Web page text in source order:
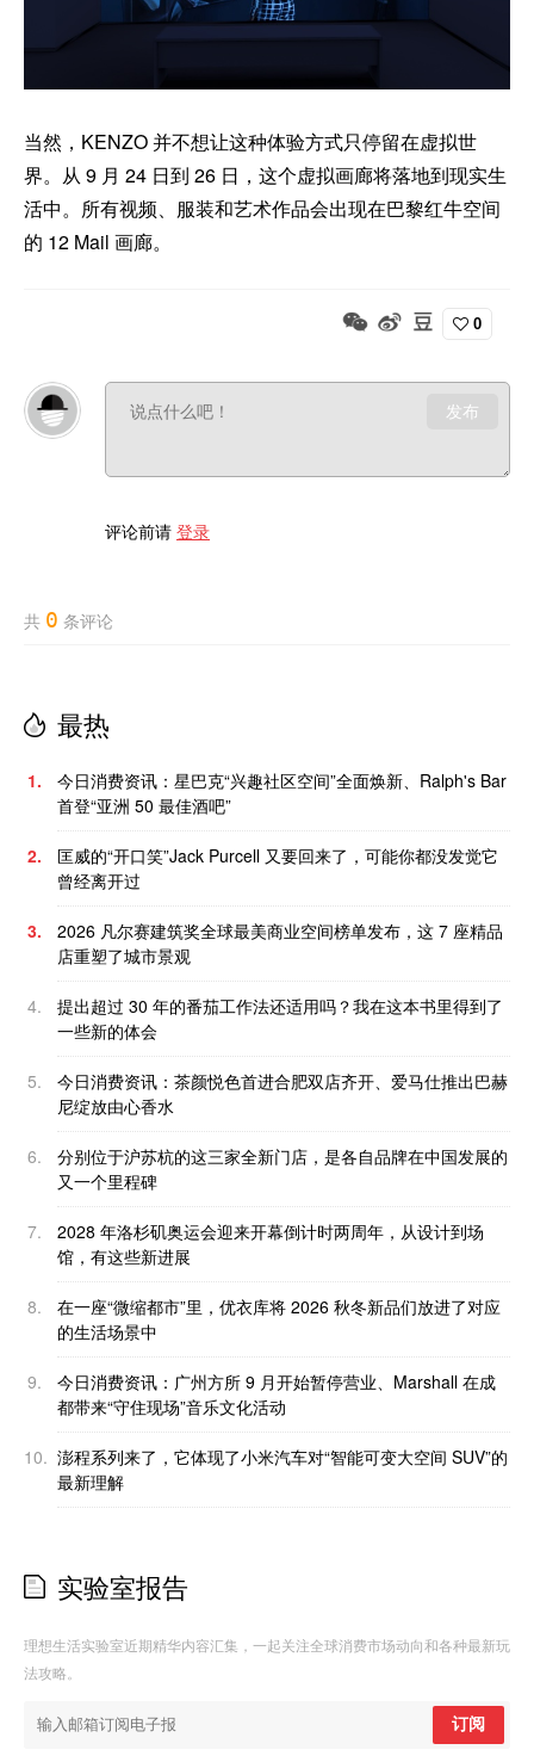
当然，KENZO 并不想让这种体验方式只停留在虚拟世
界。从 9 月 24 日到 26 日，这个虚拟画廊将落地到现实生
活中。所有视频、服装和艺术作品会出现在巴黎红牛空间
的 12 Mail 画廊。
0
发布
评论前请 登录
共 0 条评论
最热
1.
今日消费资讯：星巴克“兴趣社区空间”全面焕新、Ralph's Bar
首登“亚洲 50 最佳酒吧”
2.
匡威的“开口笑”Jack Purcell 又要回来了，可能你都没发觉它
曾经离开过
3.
2026 凡尔赛建筑奖全球最美商业空间榜单发布，这 7 座精品
店重塑了城市景观
4.
提出超过 30 年的番茄工作法还适用吗？我在这本书里得到了
一些新的体会
5.
今日消费资讯：茶颜悦色首进合肥双店齐开、爱马仕推出巴赫
尼绽放由心香水
6.
分别位于沪苏杭的这三家全新门店，是各自品牌在中国发展的
又一个里程碑
7.
2028 年洛杉矶奥运会迎来开幕倒计时两周年，从设计到场
馆，有这些新进展
8.
在一座“微缩都市”里，优衣库将 2026 秋冬新品们放进了对应
的生活场景中
9.
今日消费资讯：广州方所 9 月开始暂停营业、Marshall 在成
都带来“守住现场”音乐文化活动
10. 澎程系列来了，它体现了小米汽车对“智能可变大空间 SUV”的
最新理解
实验室报告
理想生活实验室近期精华内容汇集，一起关注全球消费市场动向和各种最新玩
法攻略。